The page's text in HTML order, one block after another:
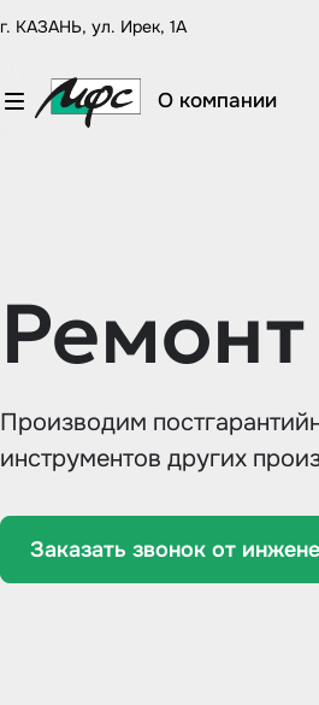
г. КАЗАНЬ, ул. Ирек, 1А
О компании
Производим
инструментов других
Заказать звонок от